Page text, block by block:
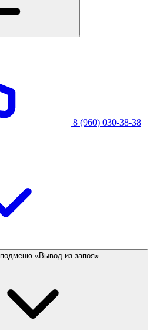
8 (960) 030-38-38
«Вывод из запоя»